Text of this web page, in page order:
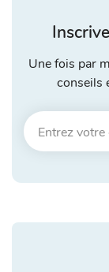
Une fois par
conseils